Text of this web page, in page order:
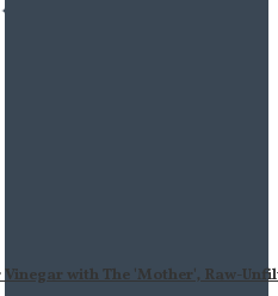
with The 'Mother', Raw-